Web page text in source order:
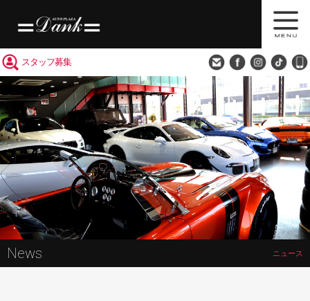
スタッフ募集
News ニュース